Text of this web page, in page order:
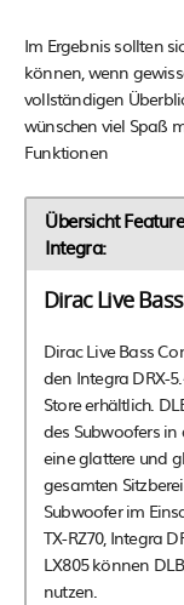
Im Ergebnis sollten
können, wenn
vollständigen
wünschen viel Spaß
Funktionen
Übersicht
Integra:
Dirac Live
Dirac Live Bass
den Integra DRX-
Store erhältlich.
des Subwoofers
eine glattere und
gesamten
Subwoofer im
TX-RZ70, Integra
LX805 können
nutzen.